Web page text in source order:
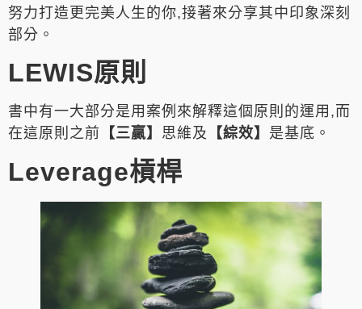
努力打造更完美人生的你,接著來分享其中印象深刻
部分。
LEWIS原則
書中有一大部分是用案例來解釋這個原則的運用,而
在這原則之前 【三贏】 思維及 【綜效】 是基底。
Leverage槓桿